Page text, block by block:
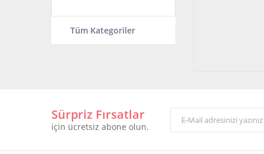
Tüm Kategoriler
Sürpriz Fırsatlar
için ücretsiz abone olun.